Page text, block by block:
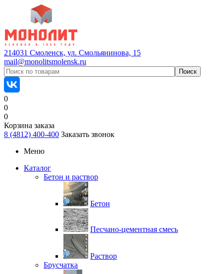
214031 Смоленск, ул. Смольянинова, 15
mail@monolitsmolensk.ru
0
0
0
Корзина заказа
8 (4812) 400-400 Заказать звонок
Меню
Каталог
Бетон и раствор
Бетон
Песчано-цементная смесь
Раствор
Брусчатка